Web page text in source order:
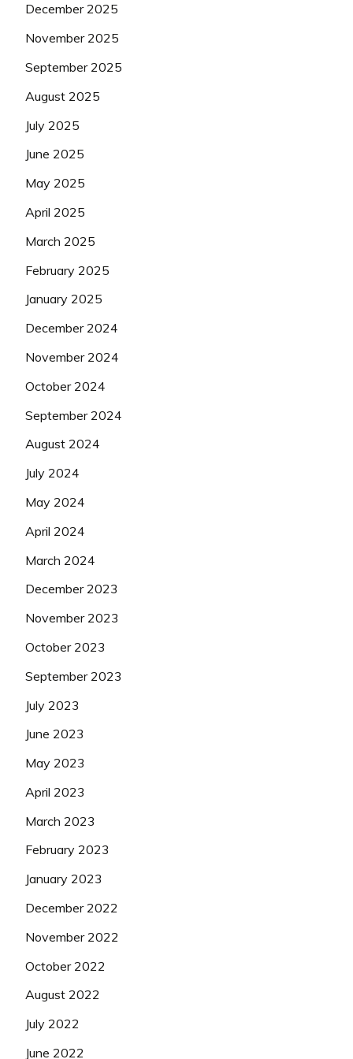
December 2025
November 2025
September 2025
August 2025
July 2025
June 2025
May 2025
April 2025
March 2025
February 2025
January 2025
December 2024
November 2024
October 2024
September 2024
August 2024
July 2024
May 2024
April 2024
March 2024
December 2023
November 2023
October 2023
September 2023
July 2023
June 2023
May 2023
April 2023
March 2023
February 2023
January 2023
December 2022
November 2022
October 2022
August 2022
July 2022
June 2022